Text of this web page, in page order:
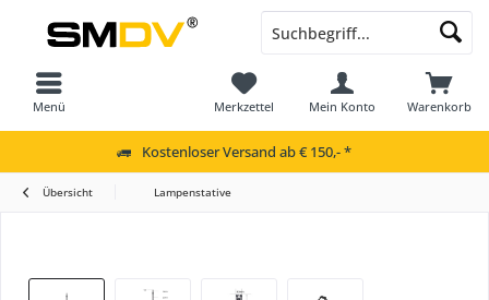
Menü Warenkorb
Merkzettel Mein Konto
Kostenloser Versand ab € 150,- *
Übersicht Lampenstative